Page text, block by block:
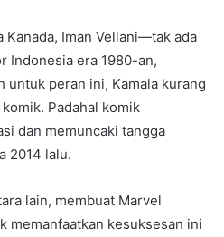
Kanada, Iman Vellani—tak ada
Indonesia era 1980-an,
untuk peran ini, Kamala kurang
Padahal komik
dan memuncaki tangga
2014 lalu.
lain, membuat Marvel
memanfaatkan kesuksesan ini